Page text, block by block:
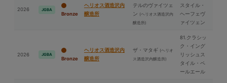
2026 JGBA
Bronze
ヘリオス酒造沢内
醸造所
テルのヴァイツェ
ン (ヘリオス酒造沢内
醸造所)
スタイル・
ヘーフェヴ
ァイツェン
2026 JGBA
Bronze
ヘリオス酒造沢内
醸造所
ザ・マタギ (ヘリオ
ス酒造沢内醸造所)
81.クラシッ
ク・イング
リッシュス
タイル・ペ
ールエール